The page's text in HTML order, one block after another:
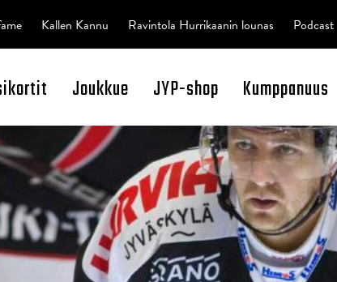
Joukkue JYP-shop Kumppanuus
Kallen Kannu Ravintola Hurrikaanin lounas Podcast